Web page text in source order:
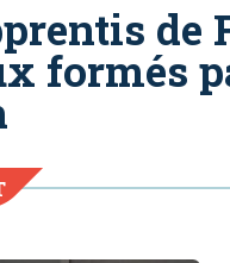
de
formés